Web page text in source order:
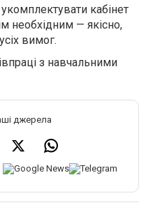
кабінет
необхідним — якісно,
вимог.
з навчальними
джерела